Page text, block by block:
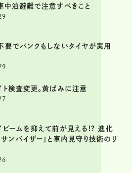
中泊避難で注意すべきこと
要でパンクもしないタイヤが実用
ト検査変更。黄ばみに注意
ビームを抑えて前が見える!? 進化
ンバイザー」と車内見守り技術のリ